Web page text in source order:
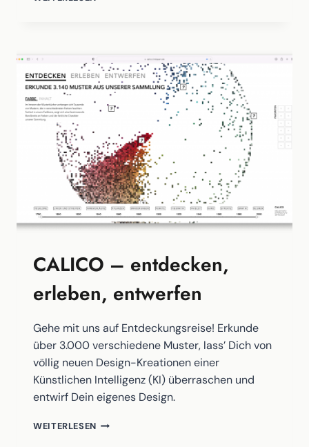
MUSEUM
FÜR
KOMMUNIKATION,
BERN
CALICO – entdecken,
erleben, entwerfen
Gehe mit uns auf Entdeckungsreise! Erkunde
über 3.000 verschiedene Muster, lass’ Dich von
völlig neuen Design-Kreationen einer
Künstlichen Intelligenz (KI) überraschen und
entwirf Dein eigenes Design.
WEITERLESEN CALICO